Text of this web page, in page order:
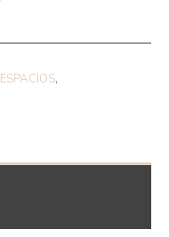
ESPACIOS,